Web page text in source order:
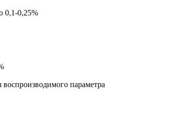
0,1-0,25%
параметра